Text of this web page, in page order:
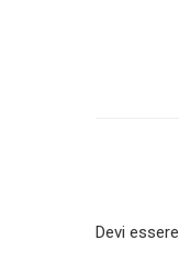
Devi essere